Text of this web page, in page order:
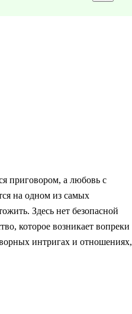
приговором, а любовь с
на одном из самых
Здесь нет безопасной
которое возникает вопреки
интригах и отношениях,